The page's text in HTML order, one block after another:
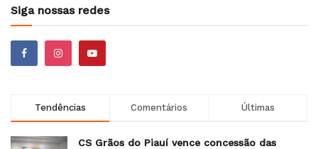
Siga nossas redes
Tendências Comentários Últimas
CS Grãos do Piauí vence concessão das